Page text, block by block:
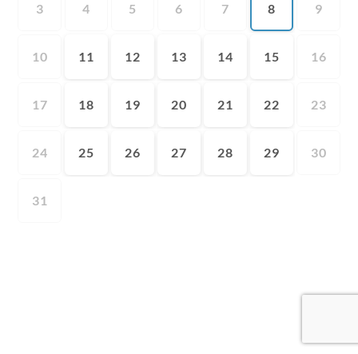
3 4 5 6 7 8 9
10 11 12 13 14 15 16
17 18 19 20 21 22 23
24 25 26 27 28 29 30
31